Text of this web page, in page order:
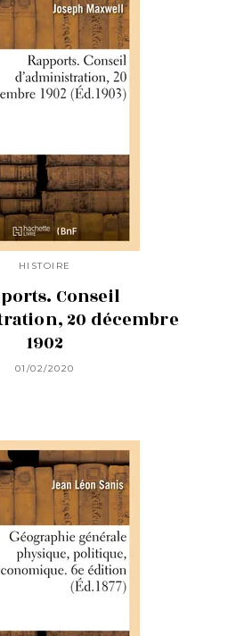
HISTOIRE
Conseil
20 décembre
1902
01/02/2020